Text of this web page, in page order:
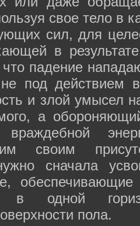
свое тело в
сил, для
в
что падение
под действием
и злой умысел
а
враждебной
своим
сначала
обеспечивающие
одной
пола.